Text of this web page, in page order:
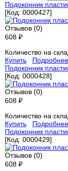
Подоконник
[Код: 0000427]
Отзывов (0)
608 ₽
Количество на
Купить
Подробнее
Подоконник
[Код: 0000428]
Отзывов (0)
608 ₽
Количество на
Купить
Подробнее
Подоконник
[Код: 0000429]
Отзывов (0)
608 ₽